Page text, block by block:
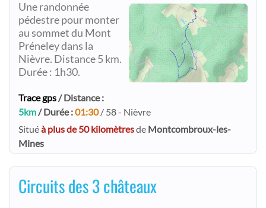
Une randonnée
pédestre pour monter
au sommet du Mont
Préneley dans la
Nièvre. Distance 5 km.
Durée : 1h30.
Trace gps/ Distance :
5km/ Durée :01:30/ 58 - Nièvre
Situéà plus de 50 kilomètresde Montcombroux-les-
Mines
Circuits des 3 châteaux